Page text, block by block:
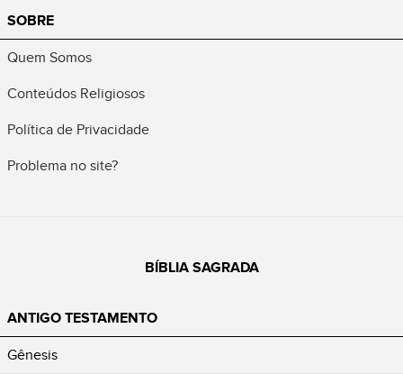
SOBRE
Quem Somos
Conteúdos Religiosos
Política de Privacidade
Problema no site?
BÍBLIA SAGRADA
ANTIGO TESTAMENTO
Gênesis